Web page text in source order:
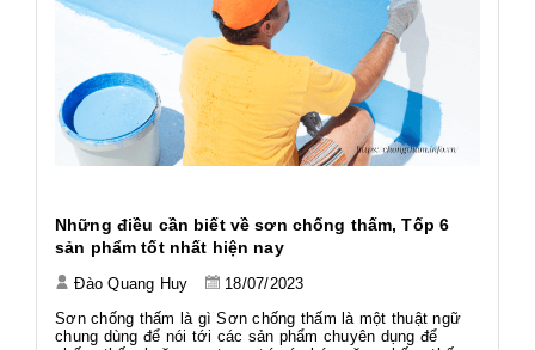
Những điều cần biết về sơn chống thấm, Tốp 6
sản phẩm tốt nhất hiện nay
Đào Quang Huy
18/07/2023
Sơn chống thấm là gì Sơn chống thấm là một thuật ngữ
chung dùng để nói tới các sản phẩm chuyên dụng để